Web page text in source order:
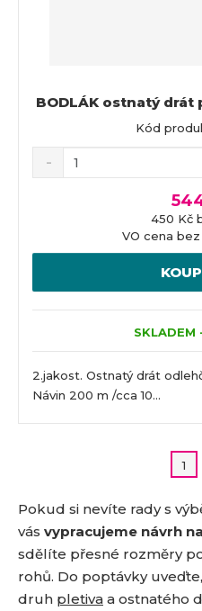
BODLÁK ostnatý drát
Kód
450 Kč
VO cena
SKLADEM
2.jakost. Ostnatý drát
Návin 200 m /cca 10...
1
Pokud si nevíte rady s
vás vypracujeme návrh
sdělíte přesné rozměry
rohů. Do poptávky
druh pletiva a ostnatého